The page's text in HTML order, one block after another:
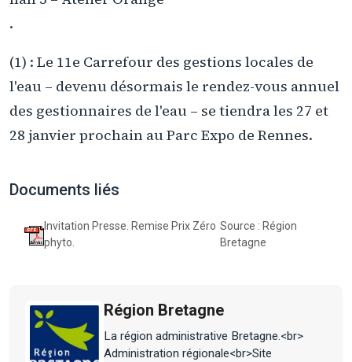
.
(1) : Le 11e Carrefour des gestions locales de
l'eau – devenu désormais le rendez-vous annuel
des gestionnaires de l'eau – se tiendra les 27 et
28 janvier prochain au Parc Expo de Rennes.
Documents liés
Invitation Presse. Remise Prix Zéro
phyto.
Source : Région
Bretagne
Région Bretagne
La région administrative Bretagne.<br>
Administration régionale<br>Site